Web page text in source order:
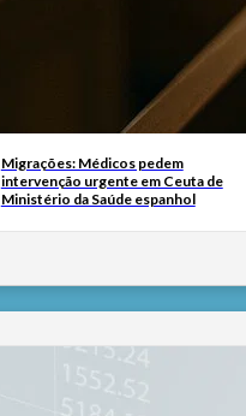
Migrações: Médicos pedem
intervenção urgente em Ceuta de
Ministério da Saúde espanhol